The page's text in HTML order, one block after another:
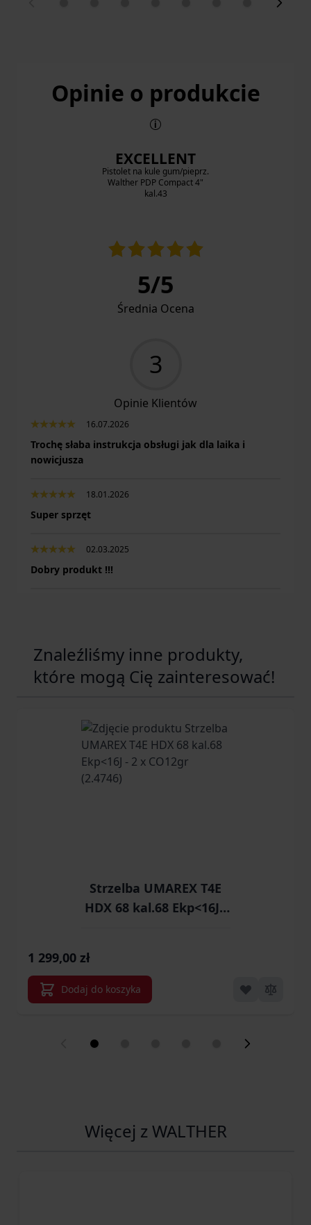
Opinie o produkcie
EXCELLENT
Pistolet na kule gum/pieprz.
Walther PDP Compact 4"
kal.43
5/5
Średnia Ocena
3
Opinie Klientów
16.07.2026
Trochę słaba instrukcja obsługi jak dla laika i
nowicjusza
18.01.2026
Super sprzęt
02.03.2025
Dobry produkt !!!
Znaleźliśmy inne produkty,
które mogą Cię zainteresować!
Strzelba UMAREX T4E
HDX 68 kal.68 Ekp<16J -
1 299,00 zł
Dodaj do koszyka
Więcej z WALTHER